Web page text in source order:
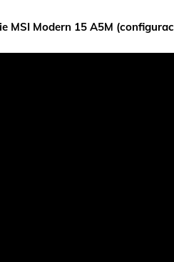
MSI Modern 15 A5M